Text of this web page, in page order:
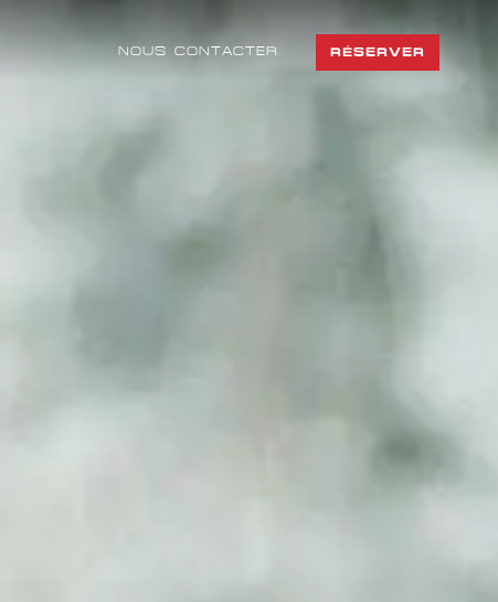
NOUS CONTACTER RÉSERVER